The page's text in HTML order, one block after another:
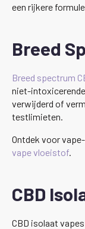
een rijkere
Breed
Breed spectrum
niet-
verwijderd of
testlimieten.
Ontdek voor
vape vloeistof.
CBD
CBD isolaat